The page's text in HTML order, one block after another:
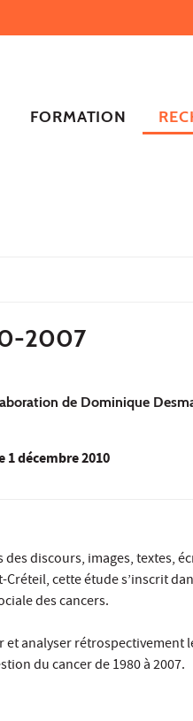
FORMATION
2007
de Dominique
1 décembre 2010
des discours, images, textes,
Créteil, cette étude s’inscrit
des cancers.
analyser rétrospectivement
du cancer de 1980 à 2007.